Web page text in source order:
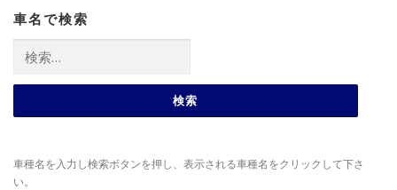
車名で検索
索:
車種名を入力し検索ボタンを押し、表示される車種名をクリックして下さ
い。